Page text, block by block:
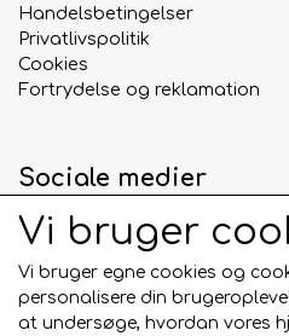
Handelsbetingelser
Privatlivspolitik
Cookies
Fortrydelse og reklamation
Sociale medier
Betalingskort
Vi bruger
Vi bruger egne cookies og
personalisere din
at undersøge, hvordan vores